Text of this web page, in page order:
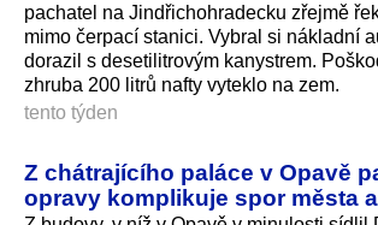
pachatel na Jindřichohradecku zřejmě
mimo čerpací stanici. Vybral si nákladní
dorazil s desetilitrovým kanystrem.
zhruba 200 litrů nafty vyteklo na zem.
tento týden
Z chátrajícího paláce v Opavě
opravy komplikuje spor města